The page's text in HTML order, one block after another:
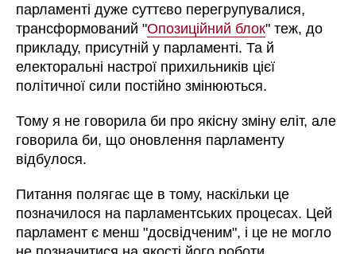
парламенті дуже суттєво перегрупувалися,
трансформований "Опозиційний блок" теж, до
прикладу, присутній у парламенті. Та й
електоральні настрої прихильників цієї
політичної сили постійно змінюються.
Тому я не говорила би про якісну зміну еліт, але
говорила би, що оновлення парламенту
відбулося.
Питання полягає ще в тому, наскільки це
позначилося на парламентських процесах. Цей
парламент є менш "досвідченим", і це не могло